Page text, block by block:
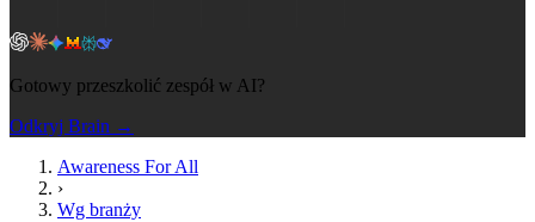
Gotowy przeszkolić zespół w AI?
Odkryj Brain →
Awareness For All
›
Wg branży